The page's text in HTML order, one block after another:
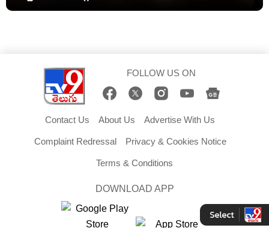
FOLLOW US ON
Contact Us About Us Advertise With Us
Complaint Redressal Privacy & Cookies Notice
Terms & Conditions
DOWNLOAD APP